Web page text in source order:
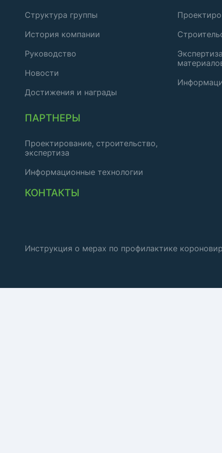
Структура группы
История компании
Руководство
Новости
Достижения и награды
ПАРТНЕРЫ
Проектирование, строительство,
экспертиза
Информационные технологии
КОНТАКТЫ
Инструкция о мерах по профилактике